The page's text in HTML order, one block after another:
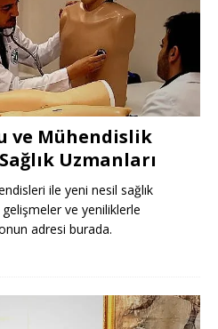
ve Mühendislik
Uzmanları
ile yeni nesil sağlık
ve yeniliklerle
adresi burada.